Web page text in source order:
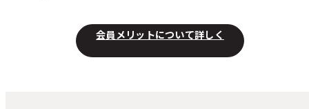
会員メリットについて詳しく